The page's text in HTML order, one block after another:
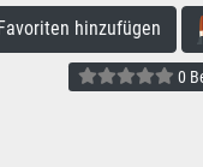
hinzufügen
0